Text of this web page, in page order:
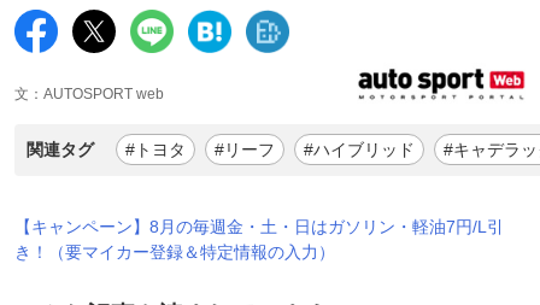
文：AUTOSPORT web
関連タグ #トヨタ #リーフ #ハイブリッド #キャデラ
【キャンペーン】8月の毎週金・土・日はガソリン・軽油7円/L引
き！（要マイカー登録＆特定情報の入力）